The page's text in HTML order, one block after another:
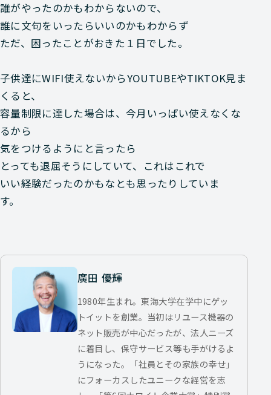
誰がやったのかもわからないので、
誰に文句をいったらいいのかもわからず
ただ、困ったことがおきた１日でした。
子供達にWIFI使えないからYOUTUBEやTIKTOK見ま
くると、
容量制限に達した場合は、今月いっぱい使えなくな
るから
気をつけるようにと言ったら
とっても退屈そうにしていて、これはこれで
いい経験だったのかもなとも思ったりしていま
す。
廣田 優輝
1980年生まれ。東海大学在学中にゲッ
トイットを創業。当初はリユース機器の
ネット販売が中心だったが、法人ニーズ
に着目し、保守サービス等も手がけるよ
うになった。「社員とその家族の幸せ」
にフォーカスしたユニークな経営を志